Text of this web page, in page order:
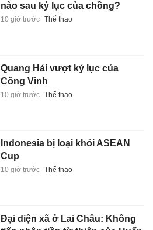
nào sau kỷ lục của chồng?
10 giờ trước Thể thao
Quang Hải vượt kỷ lục của
Công Vinh
10 giờ trước Thể thao
Indonesia bị loại khỏi ASEAN
Cup
10 giờ trước Thể thao
Đại diện xã ở Lai Châu: Không